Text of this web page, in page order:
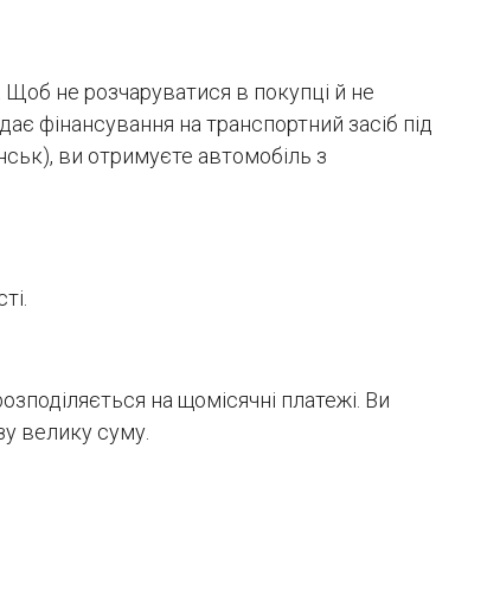
не розчаруватися в покупці й не
фінансування на транспортний засіб під
ви отримуєте автомобіль з
на щомісячні платежі. Ви
велику суму.